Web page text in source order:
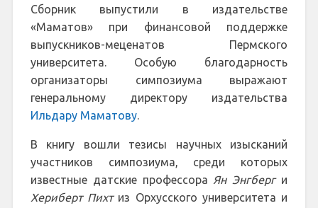
Сборник выпустили в издательстве
«Маматов» при финансовой поддержке
выпускников-меценатов Пермского
университета. Особую благодарность
организаторы симпозиума выражают
генеральному директору издательства
Ильдару Маматову.
В книгу вошли тезисы научных изысканий
участников симпозиума, среди которых
известные датские профессора Ян Энгберги
Хериберт Пихтиз Орхусского университета и